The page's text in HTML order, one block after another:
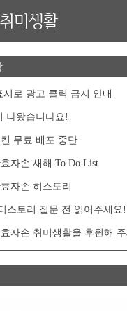
미생활
시로 광고 클릭 금지 안내
나왔습니다요!
무료 배포 중단
자손 새해 To Do List
자손 히스토리
스토리 질문 전 읽어주세요!
자손 취미생활을 후원해